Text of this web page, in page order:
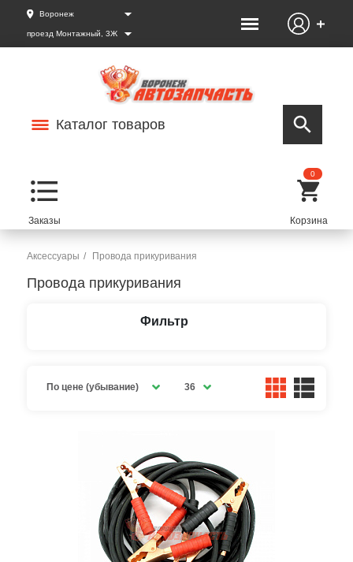
Воронеж
проезд Монтажный, 3Ж
Каталог товаров
0
Аксессуары Провода прикуривания
Провода прикуривания
Фильтр
По цене (убывание) 36